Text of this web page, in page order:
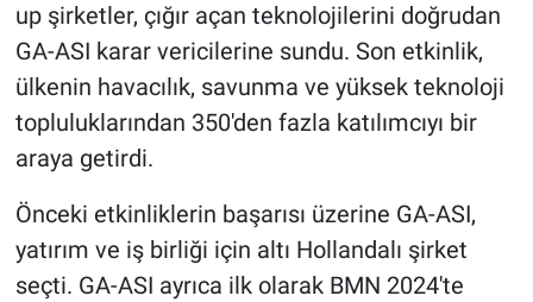
up şirketler, çığır açan teknolojilerini doğrudan
GA-ASI karar vericilerine sundu. Son etkinlik,
ülkenin havacılık, savunma ve yüksek teknoloji
topluluklarından 350'den fazla katılımcıyı bir
araya getirdi.
Önceki etkinliklerin başarısı üzerine GA-ASI,
yatırım ve iş birliği için altı Hollandalı şirket
seçti. GA-ASI ayrıca ilk olarak BMN 2024'te